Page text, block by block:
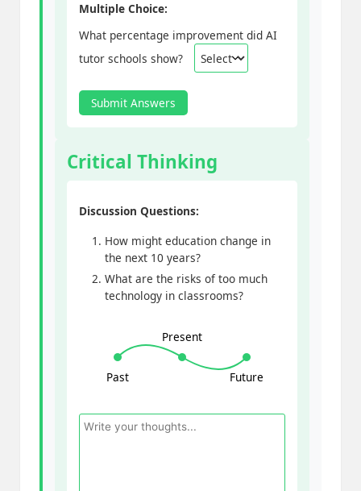
Multiple Choice:
What percentage improvement did AI
tutor schools show?
Submit Answers
Critical Thinking
Discussion Questions:
How might education change in
the next 10 years?
What are the risks of too much
technology in classrooms?
Past
Present
Future